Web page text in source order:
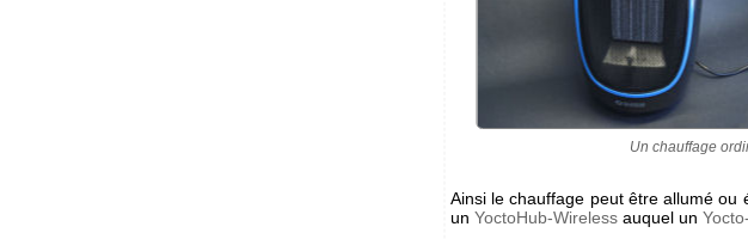
Un chauffage
Ainsi le chauffage peut être allumé
un YoctoHub-Wireless auquel un